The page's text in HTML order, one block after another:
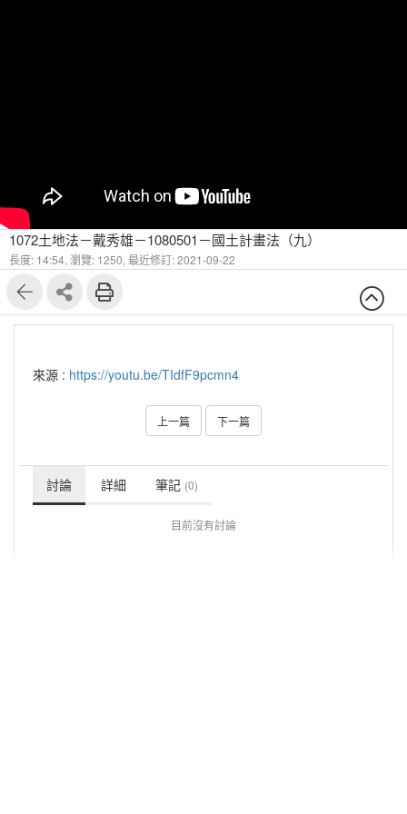
1072土地法－戴秀雄－1080501－國土計畫法（九）
長度: 14:54, 瀏覽: 1250, 最近修訂: 2021-09-22
來源 : https://youtu.be/TIdfF9pcmn4
上一篇 下一篇
討論 詳細 筆記 (0)
目前沒有討論